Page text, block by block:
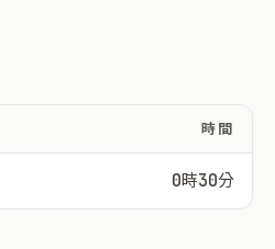
時間
0時30分